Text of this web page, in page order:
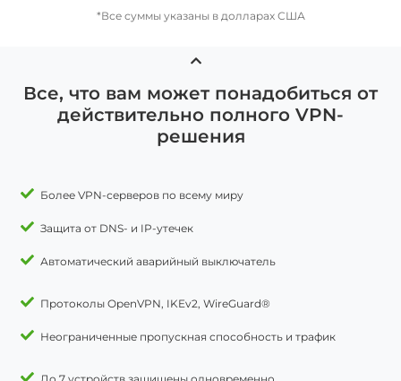
*Все суммы указаны в долларах США
Все, что вам может понадобиться от
действительно полного VPN-
решения
Более VPN-серверов по всему миру
Защита от DNS- и IP-утечек
Автоматический аварийный выключатель
Протоколы OpenVPN, IKEv2, WireGuard®
Неограниченные пропускная способность и трафик